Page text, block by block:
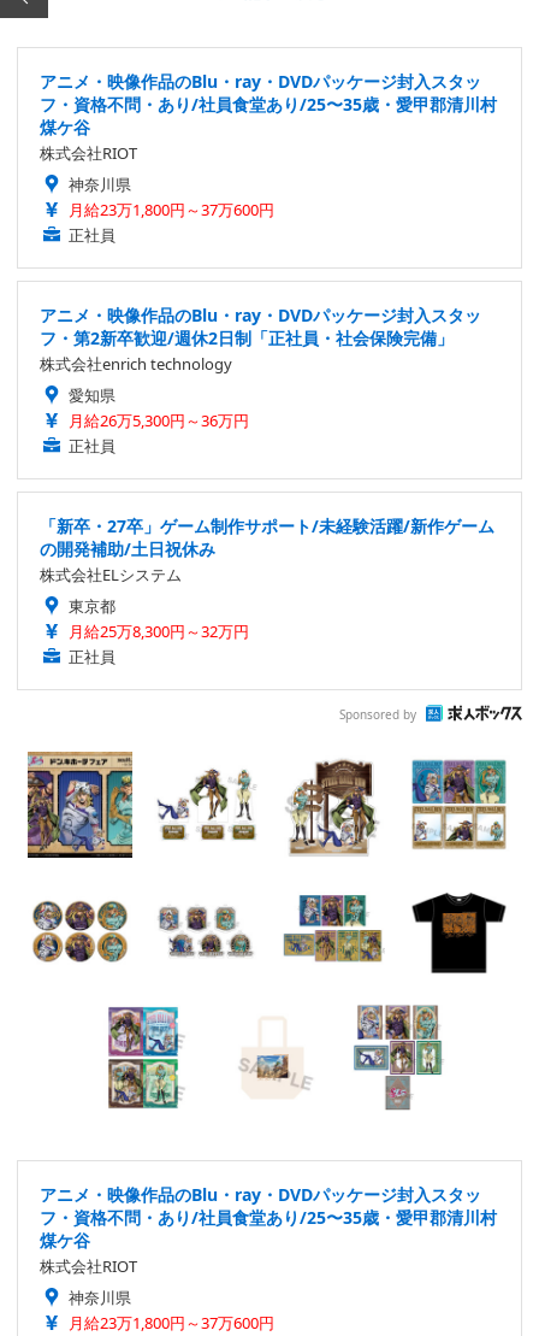
アニメ・映像作品のBlu・ray・DVDパッケージ封入スタッ
フ・資格不問・あり/社員食堂あり/25〜35歳・愛甲郡清川村
煤ケ谷
株式会社RIOT
神奈川県
月給23万1,800円～37万600円
正社員
アニメ・映像作品のBlu・ray・DVDパッケージ封入スタッ
フ・第2新卒歓迎/週休2日制「正社員・社会保険完備」
株式会社enrich technology
愛知県
月給26万5,300円～36万円
正社員
「新卒・27卒」ゲーム制作サポート/未経験活躍/新作ゲーム
の開発補助/土日祝休み
株式会社ELシステム
東京都
月給25万8,300円～32万円
正社員
Sponsored by
アニメ・映像作品のBlu・ray・DVDパッケージ封入スタッ
フ・資格不問・あり/社員食堂あり/25〜35歳・愛甲郡清川村
煤ケ谷
株式会社RIOT
神奈川県
月給23万1,800円～37万600円